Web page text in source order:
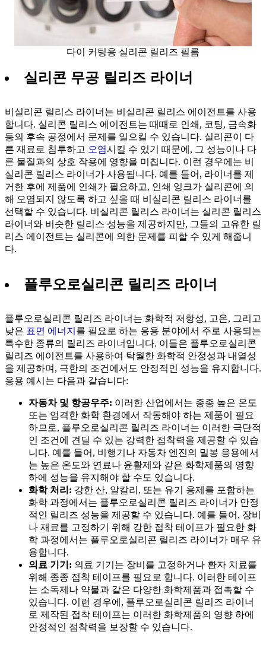
다이 커팅용 실리콘 릴리즈 필름
실리콘 무공 릴리즈 라이너
비실리콘 릴리스 라이너는 비실리콘 릴리스 에이전트를 사용
합니다. 실리콘 릴리스 에이전트는 때때로 인쇄, 코팅, 금속화
등의 후속 공정에서 문제를 일으킬 수 있습니다. 실리콘이 다
른 재료로 침투하고 오염시킬 수 있기 때문에, 그 성능이나 다
른 물질과의 상호 작용에 영향을 미칩니다. 이런 경우에는 비
실리콘 릴리스 라이너가 사용됩니다. 예를 들어, 라이너를 제
거한 후에 제품에 인쇄가 필요하고, 인쇄 잉크가 실리콘에 의
해 오염되지 않도록 하고 싶을 때 비실리콘 릴리스 라이너를
선택할 수 있습니다. 비실리콘 릴리스 라이너는 실리콘 릴리스
라이너와 비슷한 릴리스 성능을 제공하지만, 그들의 고유한 릴
리스 에이전트는 실리콘에 의한 문제를 피할 수 있게 해줍니
다.
플루오로실리콘 릴리즈 라이너
플루오로실리콘 릴리즈 라이너는 화학적 저항성, 고온, 그리고
낮은 표면 에너지 를 필요로 하는 응용 분야에서 주로 사용되는
특수한 종류의 릴리즈 라이너입니다. 이들은 플루오로실리콘
릴리즈 에이전트를 사용하여 탁월한 화학적 안정성과 내열성
을 제공하며, 극한의 조건에서도 안정적인 성능을 유지합니다.
응용 예시는 다음과 같습니다:
자동차 및 항공우주: 이러한 산업에서는 종종 높은 온도
또는 엄격한 화학 환경에서 작동해야 하는 제품이 필요
하므로, 플루오로실리콘 릴리즈 라이너는 이러한 극단적
인 조건에 견딜 수 있는 강력한 접착력을 제공할 수 있습
니다. 예를 들어, 비행기나 자동차 엔진의 밀봉 응용에서
는 높은 온도와 연료나 윤활제와 같은 화학제품의 영향
하에 성능을 유지해야 할 수도 있습니다.
화학 처리: 강한 산, 알칼리, 또는 유기 용제를 포함하는
화학 과정에서는 플루오로실리콘 릴리즈 라이너가 안정
적인 릴리즈 성능을 제공할 수 있습니다. 예를 들어, 장비
나 재료를 고정하기 위해 강한 접착 테이프가 필요한 화
학 과정에서는 플루오로실리콘 릴리즈 라이너가 매우 유
용합니다.
의료 기기: 의료 기기는 장비를 고정하거나 환자 치료를
위해 종종 접착 테이프를 필요로 합니다. 이러한 테이프
는 소독제나 약물과 같은 다양한 화학제품과 접촉할 수
있습니다. 이런 경우에, 플루오로실리콘 릴리즈 라이너
로 제작된 접착 테이프는 이러한 화학제품의 영향 하에
안정적인 점착력을 보장할 수 있습니다.